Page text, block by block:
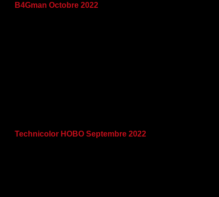
B4Gman Octobre 2022
Technicolor HOBO Septembre 2022